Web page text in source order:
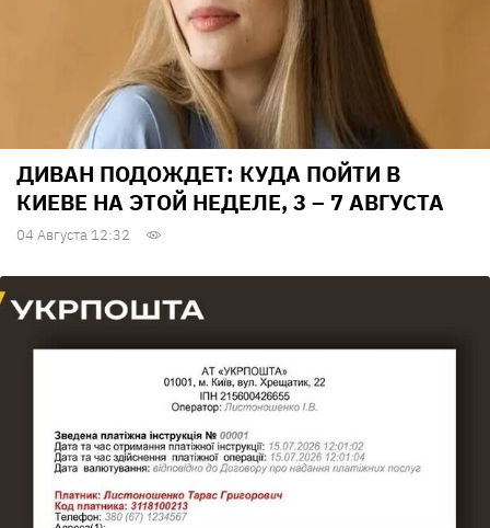
ДИВАН ПОДОЖДЕТ: КУДА ПОЙТИ В
КИЕВЕ НА ЭТОЙ НЕДЕЛЕ, 3 – 7 АВГУСТА
04 Августа 12:32